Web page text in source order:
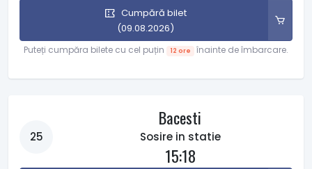
Cumpără bilet
(09.08.2026)
Puteți cumpăra bilete cu cel puțin 12 ore înainte de îmbarcare.
25
Bacesti
Sosire in statie
15:18